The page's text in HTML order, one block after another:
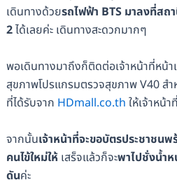
เดินทางด้วยรถไฟฟ้า BTS มาลงที่สถ
2ได้เลยค่ะ เดินทางสะดวกมากๆ
พอเดินทางมาถึงก็ติดต่อเจ้าหน้าที่หน้า
สุขภาพโปรแกรมตรวจสุขภาพ V40
ที่ได้รับจาก HDmall.co.th ให้เจ้าหน้า
จากนั้นเจ้าหน้าที่จะขอบัตรประชาชน
คนไข้ใหม่ให้เสร็จแล้วก็จะพาไปชั่งน้ำ
ดันค่ะ